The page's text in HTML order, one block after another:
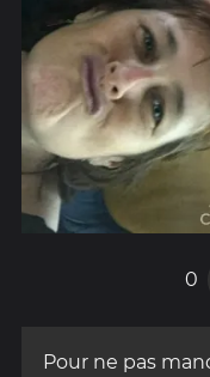
0
Pour ne pas